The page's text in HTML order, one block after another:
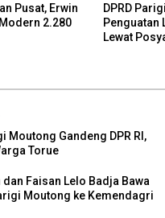
Pusat, Erwin
2.280
DPRD
Penguatan
Lewat
Moutong Gandeng DPR RI,
Torue
Faisan Lelo Badja Bawa
Moutong ke Kemendagri